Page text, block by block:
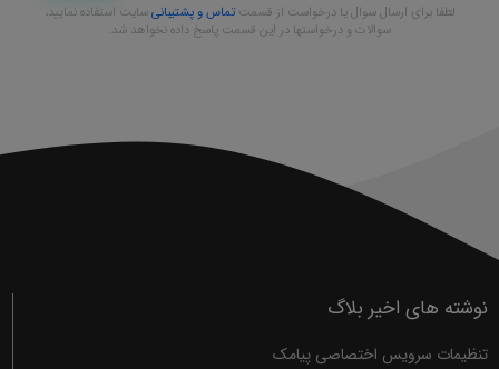
لطفا برای ارسال سوال یا درخواست از قسمتتماس و پشتیبانیسایت استفاده نمایید،
سوالات و درخواستها در این قسمت پاسخ داده نخواهد شد.
نوشته های اخیر بلاگ
تنظیمات سرویس اختصاصی پیامک